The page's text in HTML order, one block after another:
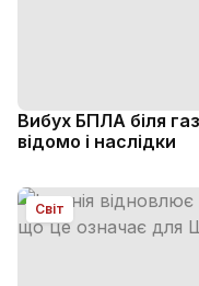
Вибух БПЛА біля
відомо і наслідки
Світ